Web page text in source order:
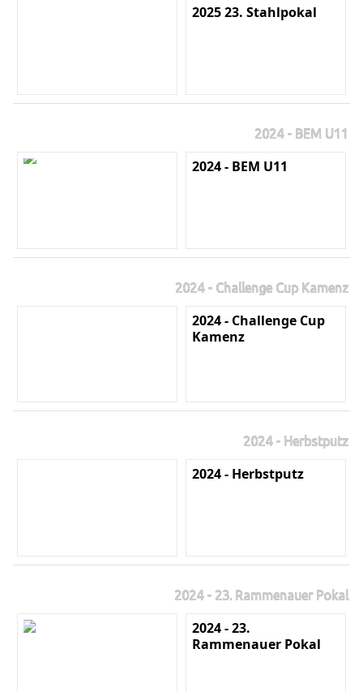
2025 23. Stahlpokal
2024 - BEM U11
2024 - BEM U11
2024 - Challenge Cup Kamenz
2024 - Challenge Cup
Kamenz
2024 - Herbstputz
2024 - Herbstputz
2024 - 23. Rammenauer Pokal
2024 - 23.
Rammenauer Pokal